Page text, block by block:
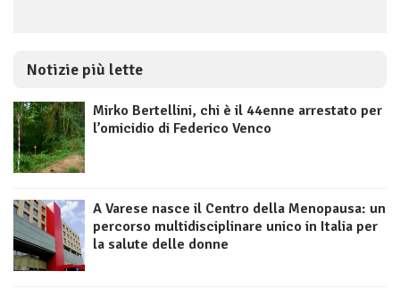
Notizie più lette
Mirko Bertellini, chi è il 44enne arrestato per
l’omicidio di Federico Venco
A Varese nasce il Centro della Menopausa: un
percorso multidisciplinare unico in Italia per
la salute delle donne